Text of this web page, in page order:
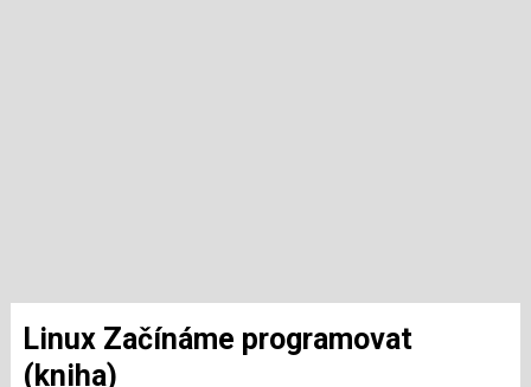
Linux Začínáme programovat
(kniha)